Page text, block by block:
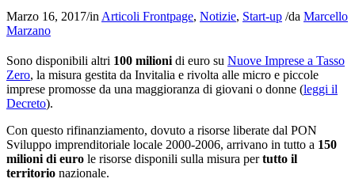
Marzo 16, 2017/in Articoli Frontpage, Notizie, Start-up /da Marcello
Marzano
Sono disponibili altri 100 milioni di euro su Nuove Imprese a Tasso
Zero, la misura gestita da Invitalia e rivolta alle micro e piccole
imprese promosse da una maggioranza di giovani o donne (leggi il
Decreto).
Con questo rifinanziamento, dovuto a risorse liberate dal PON
Sviluppo imprenditoriale locale 2000-2006, arrivano in tutto a 150
milioni di euro le risorse disponili sulla misura pertutto il
territorio nazionale.